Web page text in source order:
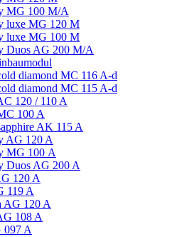
MG 100 M/А
luxe MG 120 M
luxe MG 100 M
Duos AG 200 M/A
diamond MC 116 A-d
diamond MC 115 A-d
120 / 110 A
100 A
AK 115 A
AG 120 A
MG 100 А
Duos AG 200 A
120 A
119 A
AG 120 A
108 A
097 A